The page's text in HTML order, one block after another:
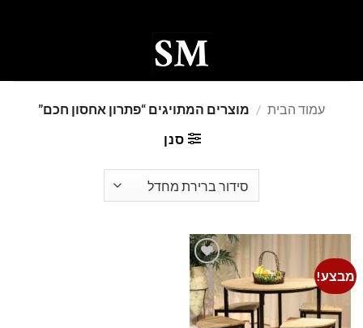
עמוד הבית / מוצרים המתויגים “פתרון אחסון חכם”
סנן
מבצע!
Add to
wishlist